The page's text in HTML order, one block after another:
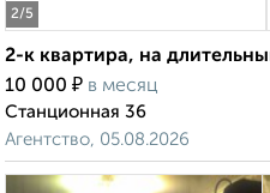
2/5
2-к квартира, на
10 000 ₽ в месяц
Станционная 36
Агентство, 05.08.2026